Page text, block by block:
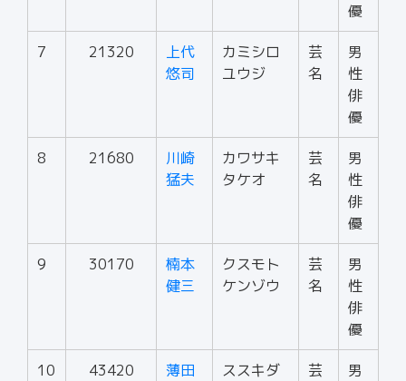
優
7 21320
上代
悠司
カミシロ
ユウジ
芸
名
男
性
俳
優
8 21680
川崎
猛夫
カワサキ
タケオ
芸
名
男
性
俳
優
9 30170
楠本
健三
クスモト
ケンゾウ
芸
名
男
性
俳
優
10 43420
薄田
ススキダ
芸
男